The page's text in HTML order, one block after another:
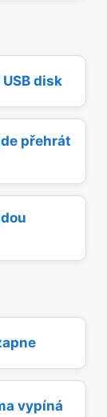
disk
přehrát
vypíná